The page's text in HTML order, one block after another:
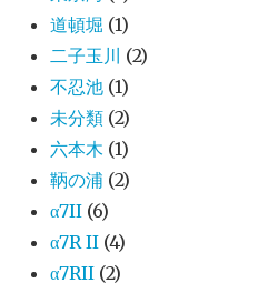
道頓堀 (1)
二子玉川 (2)
不忍池 (1)
未分類 (2)
六本木 (1)
鞆の浦 (2)
α7II (6)
α7R II (4)
α7RII (2)